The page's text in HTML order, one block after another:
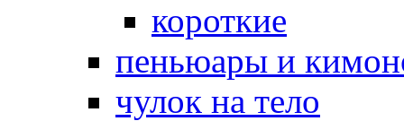
короткие
пеньюары и
чулок на тело